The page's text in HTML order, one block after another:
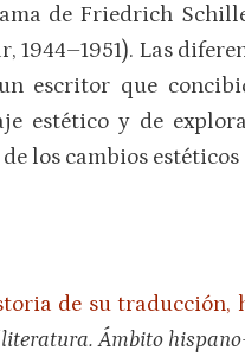
de Friedrich
1944–1951). Las
escritor que
estético y de
los cambios
de su traducción,
Ámbito